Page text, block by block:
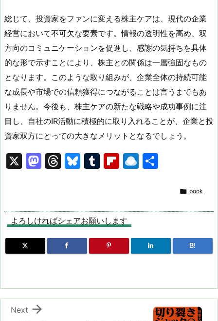
総じて、投資家をファンに変える株主ケアは、現代の企業
経営において不可欠な要素です。情報の透明性を高め、双
方向のコミュニケーションを促進し、感謝の気持ちを具体
的な形で示すことにより、株主との関係は一層強固なもの
となります。このような取り組みが、企業全体の持続可能
な成長や市場での信頼獲得につながることは言うまでもあ
りません。今後も、株主ケアの新たな戦略や成功事例に注
目し、自社のIR活動に積極的に取り入れることが、企業と投
資家双方にとっての大きなメリットとなるでしょう。
X
M
o
d
o
n
T
a
d
s
Bl
s
k
y
T
bl
r
Fl
o
ar
d
R
dr
p.
io
 book
よろしければシェアお願いします
B!

Next